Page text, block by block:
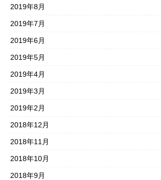
2019年8月
2019年7月
2019年6月
2019年5月
2019年4月
2019年3月
2019年2月
2018年12月
2018年11月
2018年10月
2018年9月